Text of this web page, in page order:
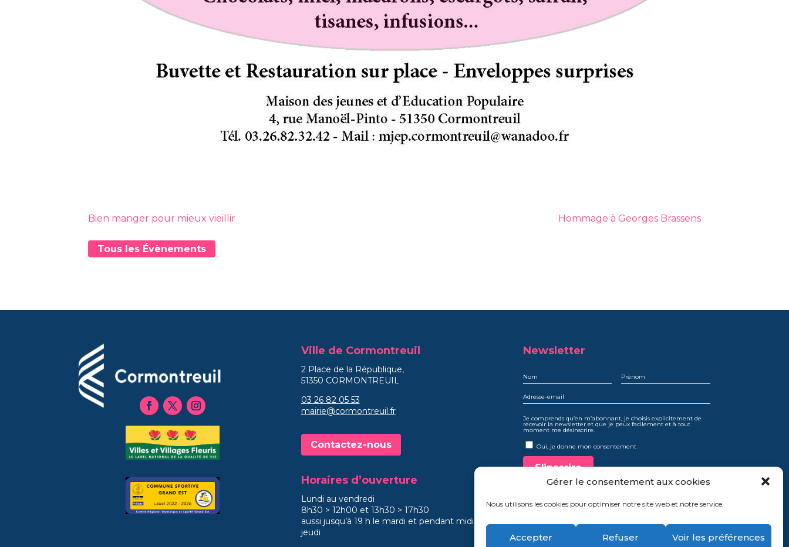
Gérer le consentement aux cookies
Nous utilisons les cookies pour optimiser notre site web et notre service.
Accepter Refuser Voir les préférences
Bien manger pour mieux vieillir Hommage à Georges Brassens
Tous les Évènements
Ville de Cormontreuil
2 Place de la République,
51350 CORMONTREUIL
03 26 82 05 53
mairie@cormontreuil.fr
Contactez-nous
Horaires d’ouverture
Lundi au vendredi
8h30 > 12h00 et 13h30 > 17h30
aussi jusqu’à 19 h le mardi et pendant midi le
jeudi
Newsletter
Je comprends qu’en m’abonnant, je choisis explicitement de
recevoir la newsletter et que je peux facilement et à tout
moment me désinscrire.
Oui, je donne mon consentement
Mentions légales
Politique de confidentialité
Politique de cookies